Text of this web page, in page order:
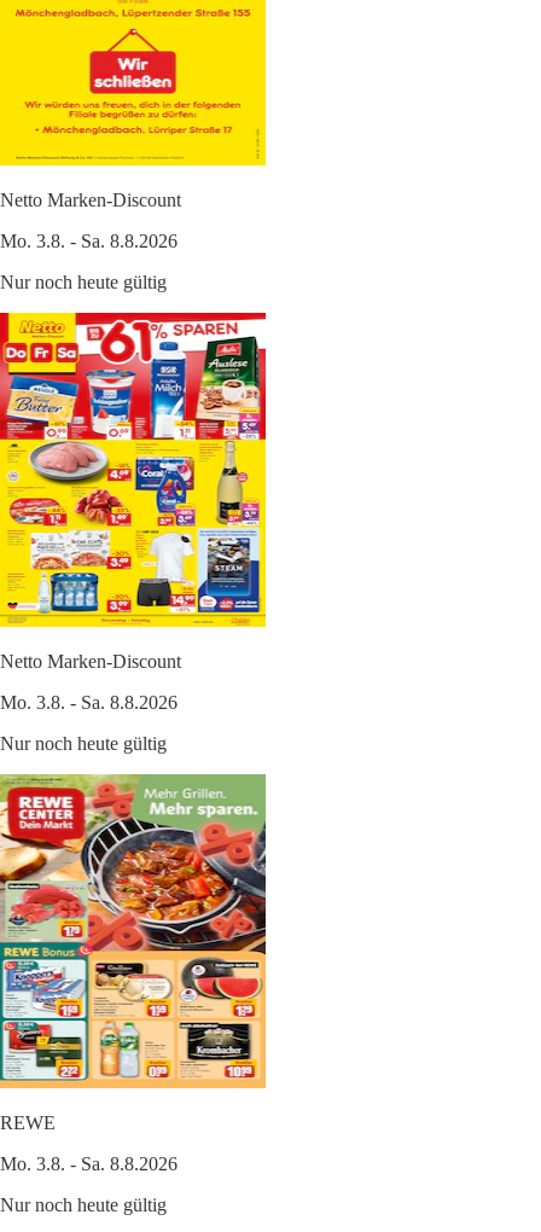
Netto Marken-Discount
Mo. 3.8. - Sa. 8.8.2026
Nur noch heute gültig
Netto Marken-Discount
Mo. 3.8. - Sa. 8.8.2026
Nur noch heute gültig
REWE
Mo. 3.8. - Sa. 8.8.2026
Nur noch heute gültig